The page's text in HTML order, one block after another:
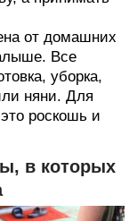
от домашних
Все
уборка,
няни. Для
роскошь и
в которых